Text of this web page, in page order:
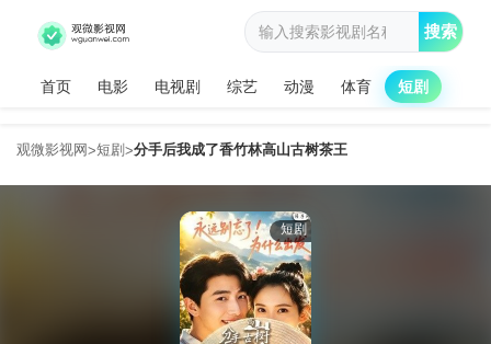
首页 电影 电视剧 综艺 动漫 体育 短剧
搜索
观微影视网>短剧 >分手后我成了香竹林高山古树茶王
短剧